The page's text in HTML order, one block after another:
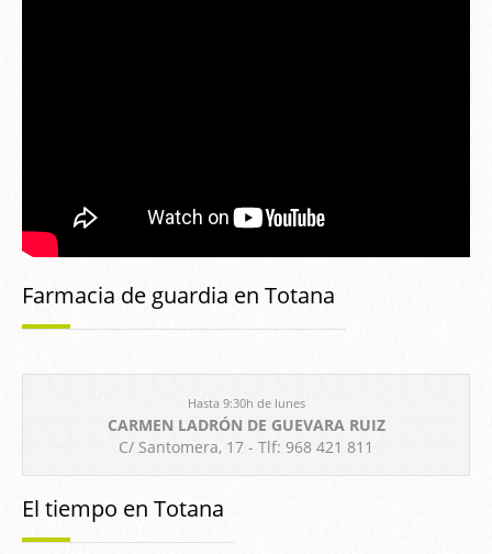
Farmacia de guardia en Totana
Hasta 9:30h de lunes
CARMEN LADRÓN DE GUEVARA RUIZ
C/ Santomera, 17 - Tlf: 968 421 811
El tiempo en Totana